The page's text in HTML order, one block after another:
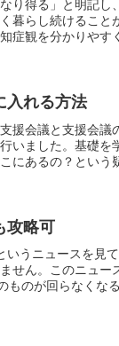
り得る」と明記し
暮らし続けること
症観を分かりやす
入れる方法
援会議と支援会議
いました。基礎
にあるの？という
攻略可
いうニュースを見
せん。このニュー
ものが回らなくな